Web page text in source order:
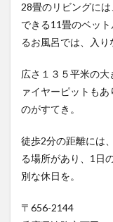
28畳のリビングに
できる11畳のベッ
るお風呂では、入り
広さ１３５平米の
ァイヤーピットも
のがすてき。
徒歩2分の距離には
る場所があり、1日
別な休日を。
〒656-2144